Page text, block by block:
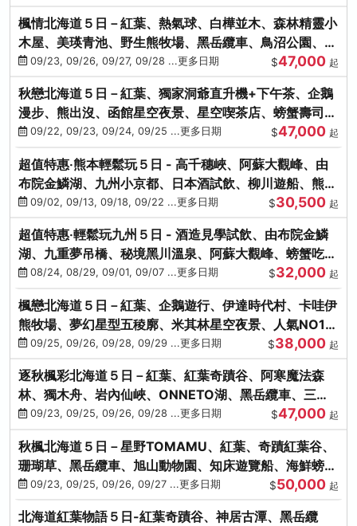
楓情北海道５日－紅葉、熱氣球、白樺並木、森林精靈小
木屋、美瑛青池、野生熊牧場、黑岳纜車、鳥沼公園、紅
葉奇蹟谷、螃蟹吃到飽
09/23, 09/26, 09/27, 09/28 ...更多日期 $47,000 起
秋戀北海道５日－紅葉、獨家洞爺直升機+下午茶、企鵝
漫步、熊出沒、函館星空夜景、星空喫茶店、螃蟹壽司、
海膽、三大螃蟹放題
09/22, 09/23, 09/24, 09/25 ...更多日期 $47,000 起
超值特惠‧熊本輕鬆玩５日 - 高千穗峽、阿蘇大觀峰、由
布院金鱗湖、九州小京都、日本酒試飲、柳川遊船、熊本
城、熊本AEON
09/02, 09/13, 09/18, 09/22 ...更多日期 $30,500 起
超值特惠‧輕鬆玩九州５日 - 酒造見學試飲、由布院金鱗
湖、九重夢吊橋、秘境黑川溫泉、阿蘇大觀峰、螃蟹吃到
飽08/24, 08/29, 09/01, 09/07 ...更多日期 $32,000 起
楓戀北海道５日－紅葉、企鵝遊行、伊達時代村、卡哇伊
熊牧場、夢幻星型五稜廓、米其林星空夜景、人氣NO1小
丑漢堡、洞爺花火
09/25, 09/26, 09/28, 09/29 ...更多日期 $38,000 起
逐秋楓彩北海道５日－紅葉、紅葉奇蹟谷、阿寒魔法森
林、獨木舟、岩內仙峽、ONNETO湖、黑岳纜車、三國
峠、豐平峽、螃蟹溫泉
09/23, 09/25, 09/26, 09/28 ...更多日期 $47,000 起
秋楓北海道５日－星野TOMAMU、紅葉、奇蹟紅葉谷、
珊瑚草、黑岳纜車、旭山動物園、知床遊覽船、海鮮螃蟹
和牛吃到飽
09/23, 09/25, 09/26, 09/27 ...更多日期 $50,000 起
北海道紅葉物語５日-紅葉奇蹟谷、神居古潭、黑岳纜